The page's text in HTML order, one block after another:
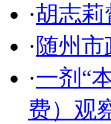
·胡志莉
·随州
·一剂“
费）观